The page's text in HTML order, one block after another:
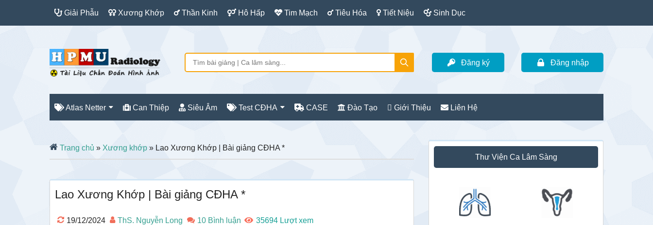
Giải Phẫu Xương Khớp Thần Kinh Hô Hấp Tim Mạch Tiêu Hóa Tiết Niệu Sinh Dục
Đăng ký Đăng nhập
Atlas Netter Can Thiệp Siêu Âm Test CĐHA CASE Đào Tạo Giới Thiệu Liên Hệ
Trang chủ » Xương khớp » Lao Xương Khớp | Bài giảng CĐHA *
Lao Xương Khớp | Bài giảng CĐHA *
19/12/2024 ThS. Nguyễn Long 10 Bình luận 35694
Sidebar
chính
Thư Viện Ca Lâm Sàng